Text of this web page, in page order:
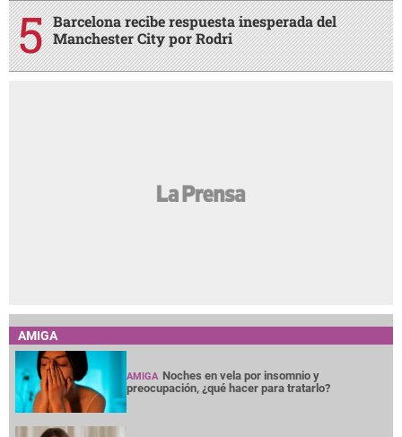
Barcelona recibe respuesta inesperada del
Manchester City por Rodri
AMIGA
AMIGA Noches en vela por insomnio y
preocupación, ¿qué hacer para tratarlo?